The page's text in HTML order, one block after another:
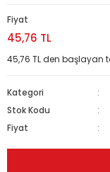
Fiyat
45,76 TL
45,76 TL den başlayan
Kategori
Stok Kodu
Fiyat